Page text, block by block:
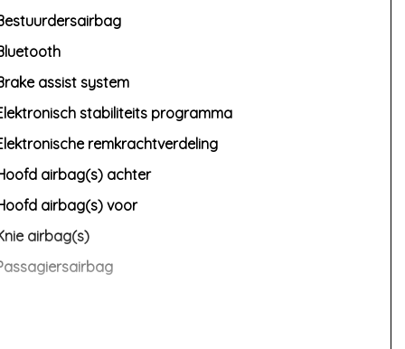
assist system
stabiliteits programma
remkrachtverdeling
airbag(s) achter
airbag(s) voor
airbag(s)